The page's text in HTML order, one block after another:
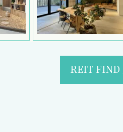
REIT FIND